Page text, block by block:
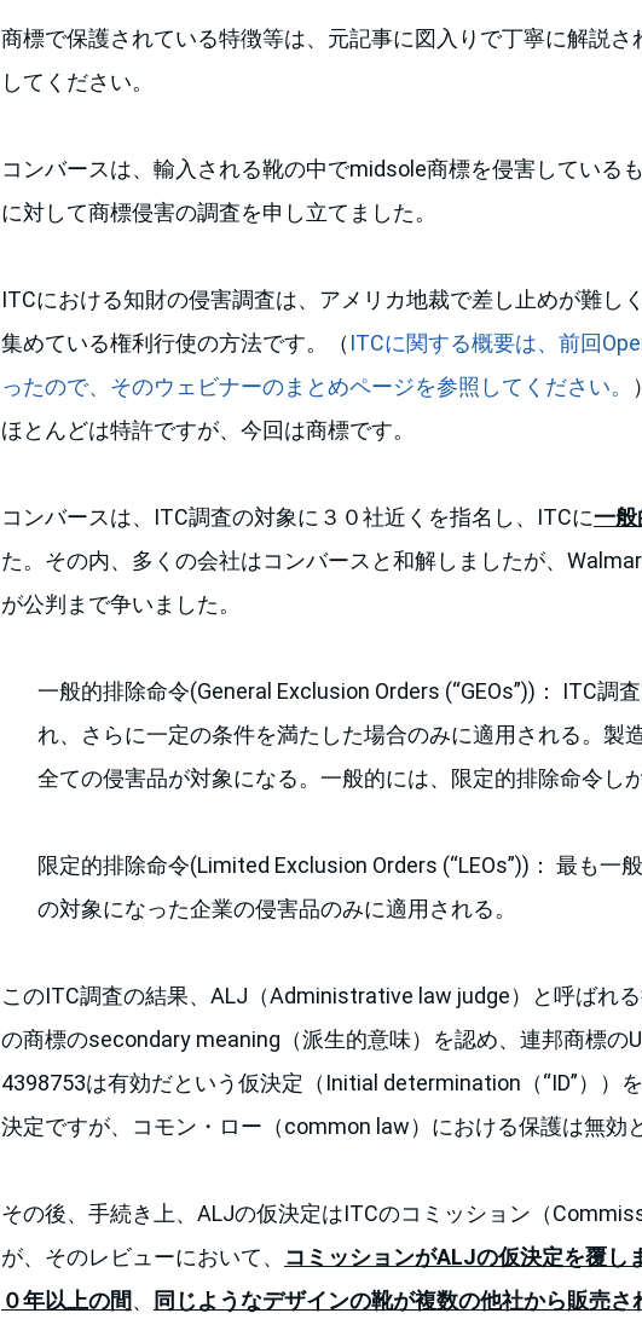
商標で保護されている特徴等は、元記事に図入りで丁寧に解説さ
してください。
コンバースは、輸入される靴の中でmidsole商標を侵害している
に対して商標侵害の調査を申し立てました。
ITCにおける知財の侵害調査は、アメリカ地裁で差し止めが難し
集めている権利行使の方法です。（ ITCに関する概要は、前回
ったので、そのウェビナーのまとめページを参照してください。
ほとんどは特許ですが、今回は商標です。
コンバースは、ITC調査の対象に３０社近くを指名し、ITCに一
た。その内、多くの会社はコンバースと和解しましたが、
が公判まで争いました。
一般的排除命令(General Exclusion Orders (“GEOs”))： ITC調
れ、さらに一定の条件を満たした場合のみに適用される。製
全ての侵害品が対象になる。一般的には、限定的排除命令し
限定的排除命令(Limited Exclusion Orders (“LEOs”))： 最も一
の対象になった企業の侵害品のみに適用される。
このITC調査の結果、ALJ（Administrative law judge）と呼ばれ
の商標のsecondary meaning（派生的意味）を認め、連邦商標の
4398753は有効だという仮決定（Initial determination（“ID”））
決定ですが、コモン・ロー（common law）における保護は無効
その後、手続き上、ALJの仮決定はITCのコミッション（
が、そのレビューにおいて、 コミッションがALJの仮決定を覆し
０年以上の間、
同じようなデザインの靴が複数の他社から販売